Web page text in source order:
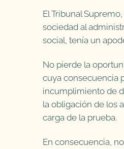
El Tribunal
sociedad al
social, tenía un
No pierde la
cuya consecuencia
incumplimiento de
la obligación de los
carga de la prueba.
En consecuencia,